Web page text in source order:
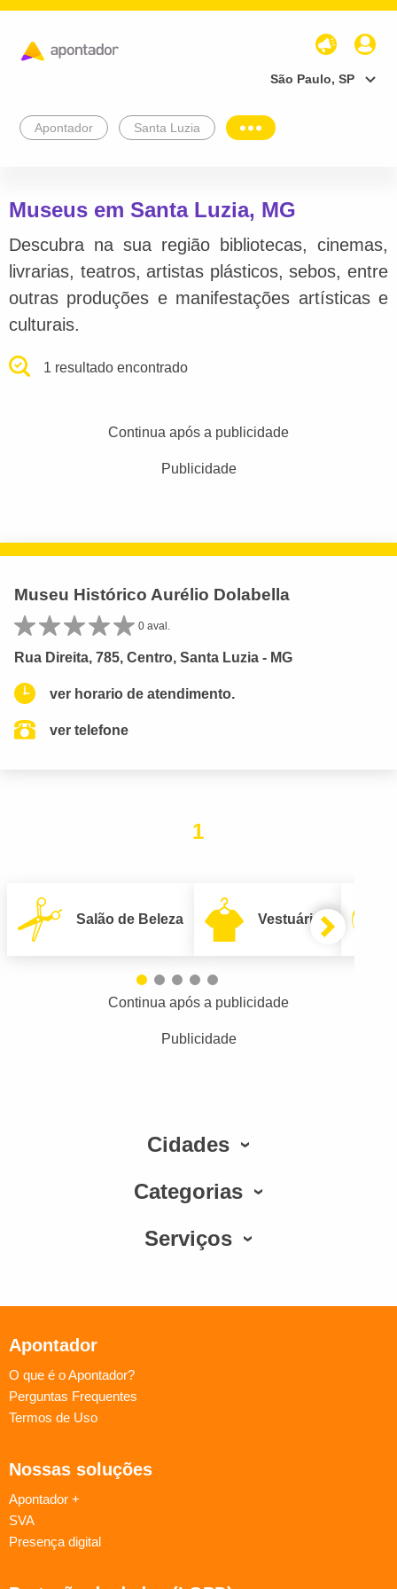
São Paulo, SP
Apontador Santa Luzia
Museus em Santa Luzia, MG
Descubra na sua região bibliotecas, cinemas,
livrarias, teatros, artistas plásticos, sebos, entre
outras produções e manifestações artísticas e
culturais.
1 resultado encontrado
Continua após a publicidade
Publicidade
Museu Histórico Aurélio Dolabella
0 aval.
Rua Direita, 785, Centro, Santa Luzia - MG
ver horario de atendimento.
ver telefone
1
Salão de Beleza Vestuário
Continua após a publicidade
Publicidade
Cidades
Categorias
Serviços
Apontador
O que é o Apontador?
Perguntas Frequentes
Termos de Uso
Nossas soluções
Apontador +
SVA
Presença digital